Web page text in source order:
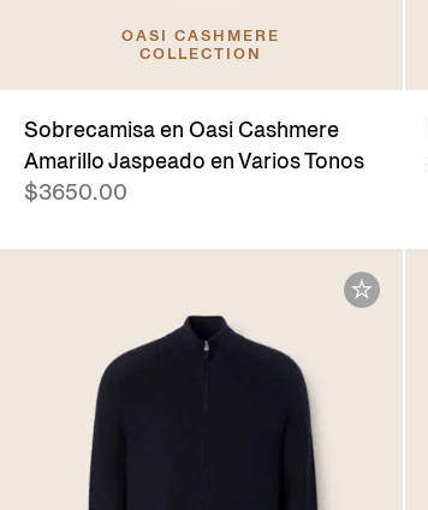
OASI CASHMERE
COLLECTION
Sobrecamisa en Oasi Cashmere
Amarillo Jaspeado en Varios Tonos
$3650.00